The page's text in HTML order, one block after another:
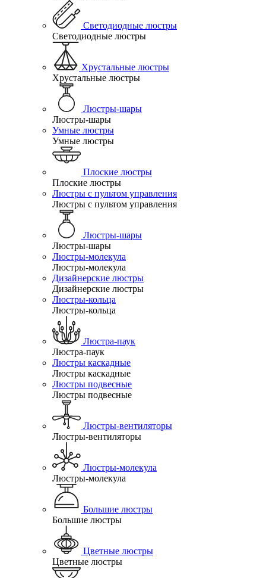
Светодиодные люстры
Светодиодные люстры
Хрустальные люстры
Хрустальные люстры
Люстры-шары
Люстры-шары
Умные люстры
Умные люстры
Плоские люстры
Плоские люстры
Люстры с пультом управления
Люстры с пультом управления
Люстры-шары
Люстры-шары
Люстры-молекула
Люстры-молекула
Дизайнерские люстры
Дизайнерские люстры
Люстры-кольца
Люстры-кольца
Люстра-паук
Люстра-паук
Люстры каскадные
Люстры каскадные
Люстры подвесные
Люстры подвесные
Люстры-вентиляторы
Люстры-вентиляторы
Люстры-молекула
Люстры-молекула
Большие люстры
Большие люстры
Цветные люстры
Цветные люстры